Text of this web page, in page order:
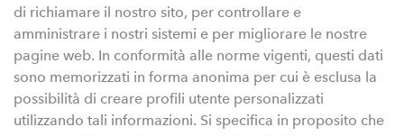
di richiamare il nostro sito, per controllare e
amministrare i nostri sistemi e per migliorare le nostre
pagine web. In conformità alle norme vigenti, questi dati
sono memorizzati in forma anonima per cui è esclusa la
possibilità di creare profili utente personalizzati
utilizzando tali informazioni. Si specifica in proposito che